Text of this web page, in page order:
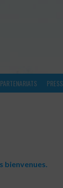
PARTENARIATS
bienvenues.